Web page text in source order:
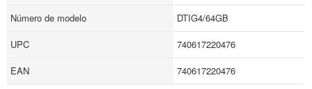
Número de modelo
DTIG4/64GB
UPC
740617220476
EAN
740617220476